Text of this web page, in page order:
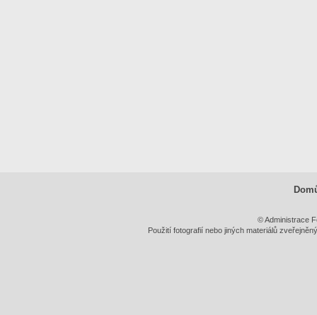
© Administrace
Použití fotografií nebo jiných materiálů